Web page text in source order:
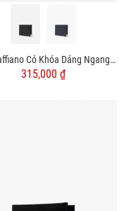
Ví Da Saffiano Có Khóa Dáng Ngang BV050
315,000 ₫